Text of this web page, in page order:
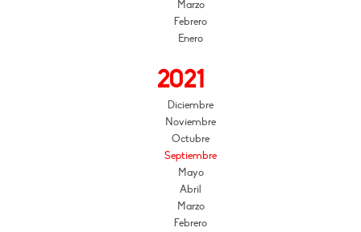
Marzo
Febrero
Enero
2021
Diciembre
Noviembre
Octubre
Septiembre
Mayo
Abril
Marzo
Febrero